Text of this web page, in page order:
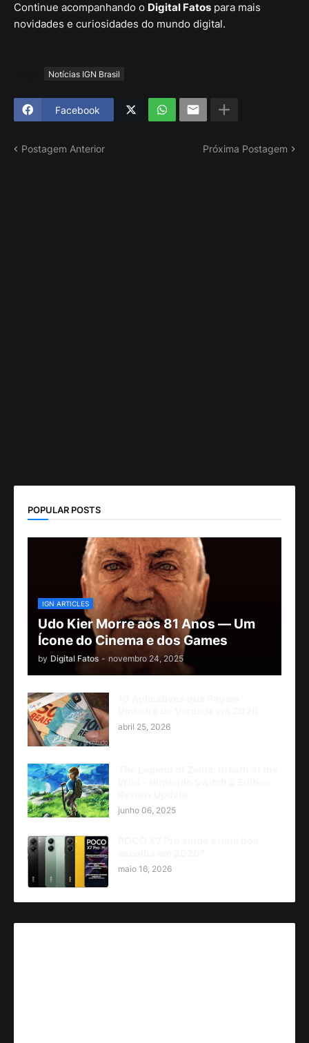
Continue acompanhando o Digital Fatos para mais
novidades e curiosidades do mundo digital.
Notícias IGN Brasil
Facebook
Postagem Anterior Próxima Postagem
POPULAR POSTS
IGN ARTICLES
Udo Kier Morre aos 81 Anos — Um
Ícone do Cinema e dos Games
by Digital Fatos - novembro 24, 2025
abril 25, 2026
junho 06, 2025
maio 16, 2026